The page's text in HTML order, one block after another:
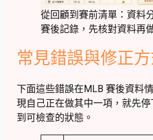
從回顧到賽前清單：資料
賽後記錄，先核對資料再
常見錯誤與修正
下面這些錯誤在MLB 賽後資料
現自己正在做其中一項，就先
到可檢查的狀態。